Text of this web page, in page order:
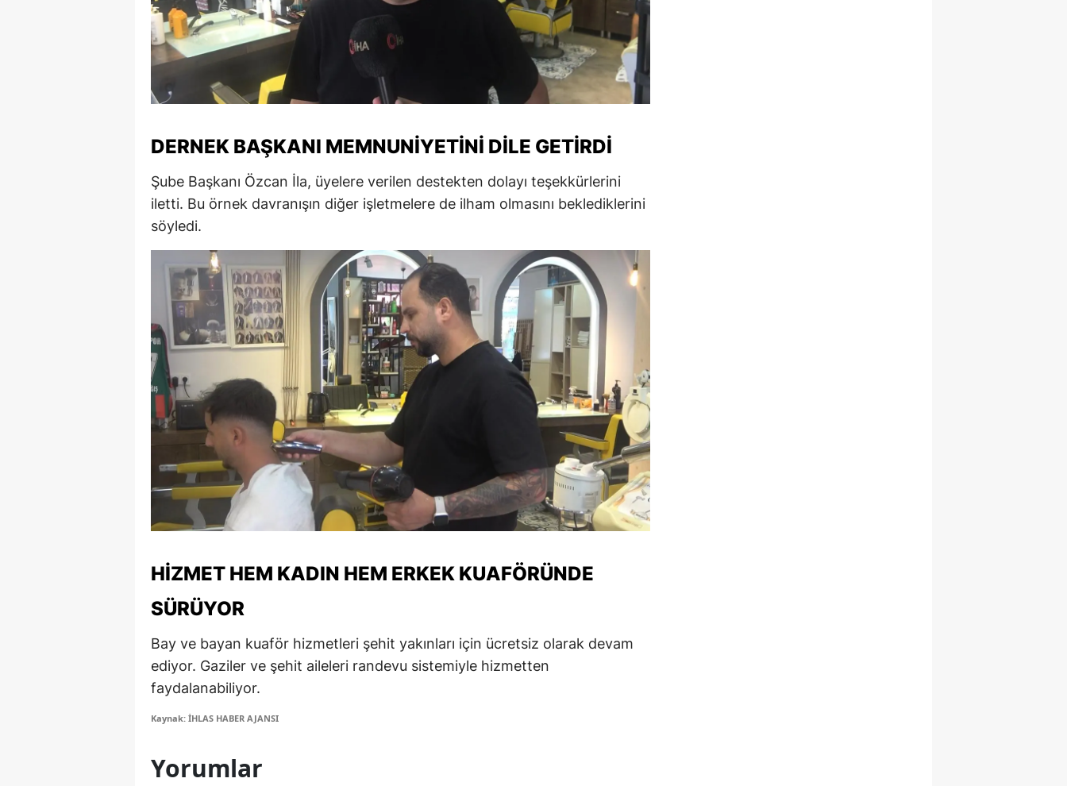
Malatya
Manisa
Kahramanmaraş
Muğla
Muş
Nevşehir
Niğde
Ordu
Rize
Sakarya
Samsun
Siirt
Sivas
Tekirdağ
Trabzon
Şanlıurfa
Uşak
DERNEK BAŞKANI MEMNUNIYETINI DILE GETIRDI
Şube Başkanı Özcan İla, üyelere verilen destekten dolayı teşekkürlerini
iletti. Bu örnek davranışın diğer işletmelere de ilham olmasını beklediklerini
söyledi.
HIZMET HEM KADIN HEM ERKEK KUAFÖRÜNDE
SÜRÜYOR
Bay ve bayan kuaför hizmetleri şehit yakınları için ücretsiz olarak devam
ediyor. Gaziler ve şehit aileleri randevu sistemiyle hizmetten
faydalanabiliyor.
Kaynak: İHLAS HABER AJANSI
Yorumlar